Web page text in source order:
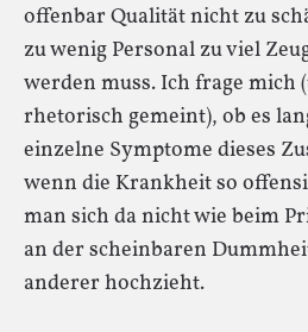
offenbar Qualität nicht zu
zu wenig Personal zu viel
werden muss. Ich frage mich
rhetorisch gemeint), ob es
einzelne Symptome dieses
wenn die Krankheit so
man sich da nicht wie beim
an der scheinbaren
anderer hochzieht.